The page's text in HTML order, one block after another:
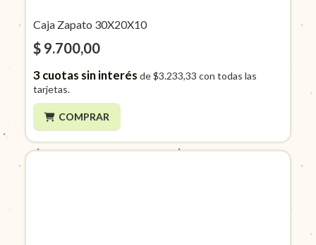
Caja Zapato 30X20X10
$ 9.700,00
3cuotas sin interés de$3.233,33 con todas las
tarjetas.
COMPRAR